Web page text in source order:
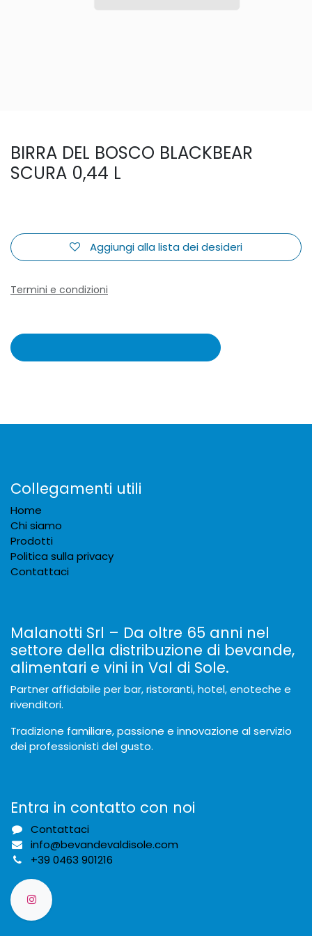
BIRRA DEL BOSCO BLACKBEAR
SCURA 0,44 L
Aggiungi alla lista dei desideri
Termini e condizioni
Collegamenti utili
Home
Chi siamo
Prodotti
Politica sulla privacy
Contattaci
Malanotti Srl – Da oltre 65 anni nel
settore della distribuzione di bevande,
alimentari e vini in Val di Sole.
Partner affidabile per bar, ristoranti, hotel, enoteche e
rivenditori.
Tradizione familiare, passione e innovazione al servizio
dei professionisti del gusto.
Entra in contatto con noi
Contattaci
info@bevandevaldisole.com
+39 0463 901216